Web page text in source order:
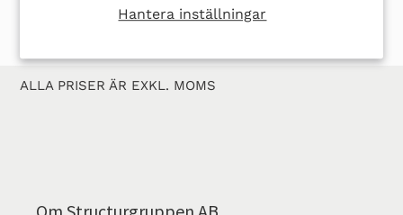
Hantera inställningar
ALLA PRISER ÄR EXKL. MOMS